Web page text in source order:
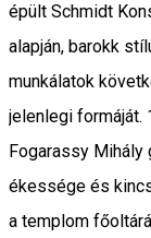
épült Schmidt
alapján, barokk
munkálatok
jelenlegi formáját.
Fogarassy
ékessége és
a templom